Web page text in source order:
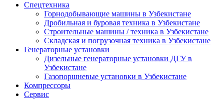
Спецтехника
Горнодобывающие машины в Узбекистане
Дробильная и буровая техника в Узбекистане
Строительные машины / техника в Узбекистане
Складская и погрузочная техника в Узбекистане
Генераторные установки
Дизельные генераторные установки ДГУ в
Узбекистане
Газопоршневые установки в Узбекистане
Компрессоры
Сервис